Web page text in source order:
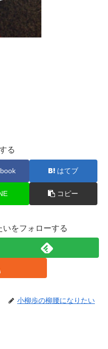
る
はてブ
コピー
をフォローする
小柳歩の柳腰になりたい